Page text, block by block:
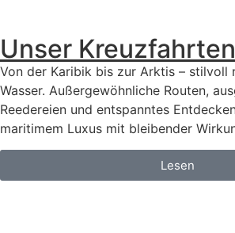
Unser
Von der Karibik bis zur Arktis – stilvoll
Wasser. Außergewöhnliche Routen,
Reedereien und entspanntes
maritimem Luxus mit bleibender
Lesen